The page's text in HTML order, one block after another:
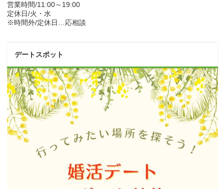
営業時間/11:00～19:00
定休日/火・水
※時間外/定休日…応相談
デートスポット